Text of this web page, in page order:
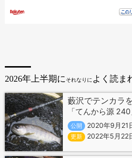
2026年上半期にそれなりに よく読ま
藪沢でテンカラ
「てんから源
公開 2020年9月21
更新 2022年5月22